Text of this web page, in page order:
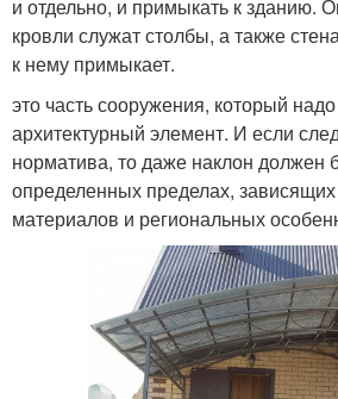
и отдельно, и примыкать к зданию.
кровли служат столбы, а также
к нему примыкает.
это часть сооружения, который
архитектурный элемент. И если
норматива, то даже наклон должен
определенных пределах,
материалов и региональных